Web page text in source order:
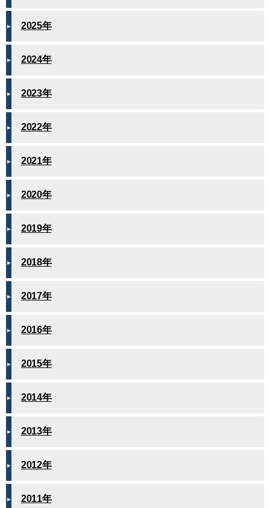
2025年
2024年
2023年
2022年
2021年
2020年
2019年
2018年
2017年
2016年
2015年
2014年
2013年
2012年
2011年